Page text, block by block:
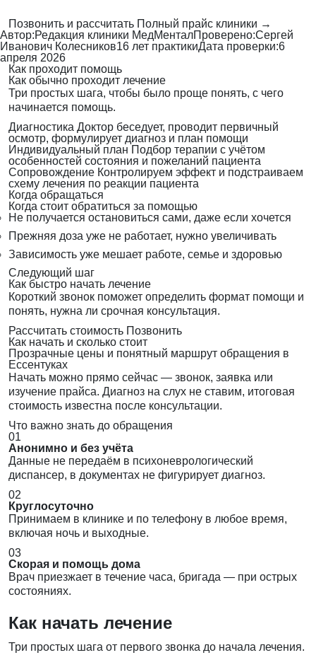
Позвонить и рассчитать Полный прайс клиники →
Автор:Редакция клиники МедМенталПроверено:Сергей
Иванович Колесников16 лет практикиДата проверки:6
апреля 2026
Как проходит помощь
Как обычно проходит лечение
Три простых шага, чтобы было проще понять, с чего
начинается помощь.
Диагностика Доктор беседует, проводит первичный
осмотр, формулирует диагноз и план помощи
Индивидуальный план Подбор терапии с учётом
особенностей состояния и пожеланий пациента
Сопровождение Контролируем эффект и подстраиваем
схему лечения по реакции пациента
Когда обращаться
Когда стоит обратиться за помощью
Не получается остановиться сами, даже если хочется
Прежняя доза уже не работает, нужно увеличивать
Зависимость уже мешает работе, семье и здоровью
Следующий шаг
Как быстро начать лечение
Короткий звонок поможет определить формат помощи и
понять, нужна ли срочная консультация.
Рассчитать стоимость Позвонить
Как начать и сколько стоит
Прозрачные цены и понятный маршрут обращения в
Ессентуках
Начать можно прямо сейчас — звонок, заявка или
изучение прайса. Диагноз на слух не ставим, итоговая
стоимость известна после консультации.
Что важно знать до обращения
01
Анонимно и без учёта
Данные не передаём в психоневрологический
диспансер, в документах не фигурирует диагноз.
02
Круглосуточно
Принимаем в клинике и по телефону в любое время,
включая ночь и выходные.
03
Скорая и помощь дома
Врач приезжает в течение часа, бригада — при острых
состояниях.
Как начать лечение
Три простых шага от первого звонка до начала лечения.